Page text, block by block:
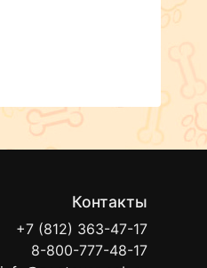
Контакты
+7 (812) 363-47-17
8-800-777-48-17